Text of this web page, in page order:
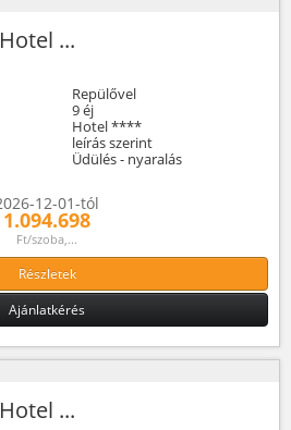
...
Repülővel
9 éj
Hotel ****
leírás szerint
Üdülés - nyaralás
12-01-tól
1.094.698
Ft/szoba,...
Részletek
Ajánlatkérés
...